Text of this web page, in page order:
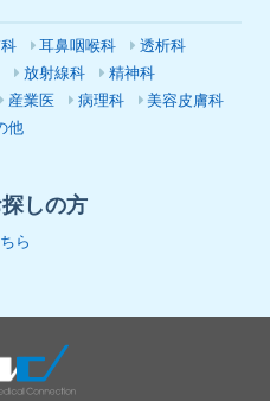
耳鼻咽喉科
透析科
放射線科
精神科
産業医 病理科
美容皮膚科
他
しの方
ら